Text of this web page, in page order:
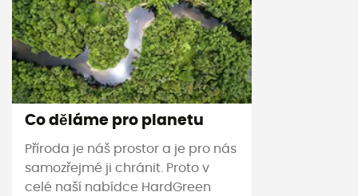
Co děláme pro planetu
Příroda je náš prostor a je pro nás
samozřejmé ji chránit. Proto v
celé naší nabídce HardGreen